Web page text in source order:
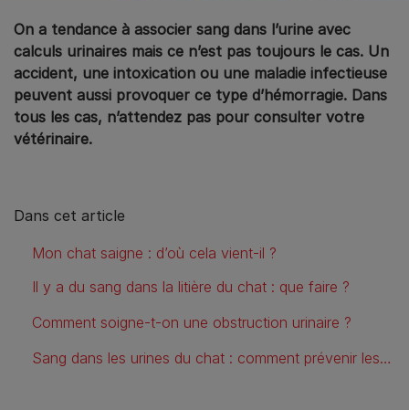
On a tendance à associer sang dans l’urine avec
calculs urinaires mais ce n’est pas toujours le cas. Un
accident, une intoxication ou une maladie infectieuse
peuvent aussi provoquer ce type d’hémorragie. Dans
tous les cas, n’attendez pas pour consulter votre
vétérinaire.
Dans cet article
Mon chat saigne : d’où cela vient-il ?
Il y a du sang dans la litière du chat : que faire ?
Comment soigne-t-on une obstruction urinaire ?
Sang dans les urines du chat : comment prévenir les récidives ?